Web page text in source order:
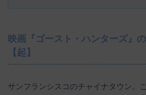
映画『ゴースト・ハンターズ』
【起】
サンフランシスコのチャイナタウン。